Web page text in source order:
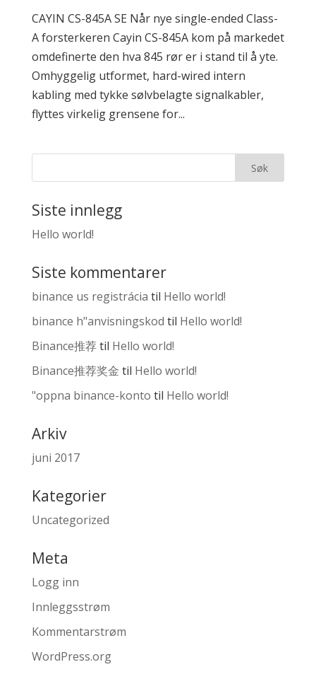
CAYIN CS-845A SE Når nye single-ended Class-
A forsterkeren Cayin CS-845A kom på markedet
omdefinerte den hva 845 rør er i stand til å yte.
Omhyggelig utformet, hard-wired intern
kabling med tykke sølvbelagte signalkabler,
flyttes virkelig grensene for...
Siste innlegg
Hello world!
Siste kommentarer
binance us registrácia til Hello world!
binance h"anvisningskod til Hello world!
Binance推荐til Hello world!
Binance推荐奖金 til Hello world!
"oppna binance-konto til Hello world!
Arkiv
juni 2017
Kategorier
Uncategorized
Meta
Logg inn
Innleggsstrøm
Kommentarstrøm
WordPress.org